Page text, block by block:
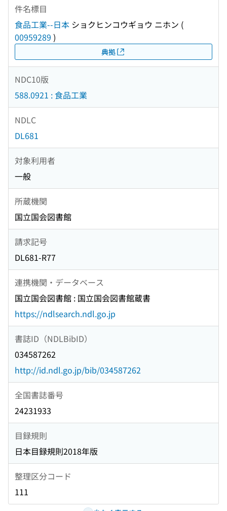
件名標目
食品工業--日本 ショクヒンコウギョウ ニホン (
00959289 )
典拠
NDC10版
588.0921 : 食品工業
NDLC
DL681
対象利用者
一般
所蔵機関
国立国会図書館
請求記号
DL681-R77
連携機関・データベース
国立国会図書館 : 国立国会図書館蔵書
https://ndlsearch.ndl.go.jp
書誌ID（NDLBibID）
034587262
http://id.ndl.go.jp/bib/034587262
全国書誌番号
24231933
目録規則
日本目録規則2018年版
整理区分コード
111